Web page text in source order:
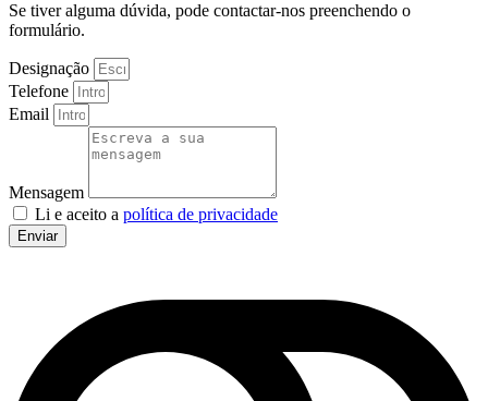
Se tiver alguma dúvida, pode contactar-nos preenchendo o
formulário.
Designação
Telefone
Email
Mensagem
Li e aceito a política de privacidade
Enviar